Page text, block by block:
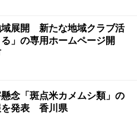
域展開 新たな地域クラブ活
」の専用ホームページ開
念「斑点米カメムシ類」の
を発表 香川県